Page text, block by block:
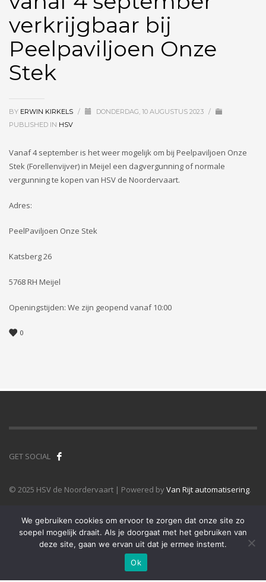
verkrijgbaar bij
Peelpaviljoen Onze
Stek
BY ERWIN KIRKELS / DONDERDAG, 10 AUGUSTUS 2023 /
PUBLISHED IN HSV
Vanaf 4 september is het weer mogelijk om bij Peelpaviljoen Onze
Stek (Forellenvijver) in Meijel een dagvergunning of normale
vergunning te kopen van HSV de Noordervaart.
Adres:
PeelPaviljoen Onze Stek
Katsberg 26
5768 RH Meijel
Openingstijden: We zijn geopend vanaf 10:00
0
GET SOCIAL
© 2025 HSV de Noordervaart | Powered byVan Rijt automatisering.
We gebruiken cookies om ervoor te zorgen dat onze site zo
soepel mogelijk draait. Als je doorgaat met het gebruiken van
deze site, gaan we ervan uit dat je ermee instemt.
Ok